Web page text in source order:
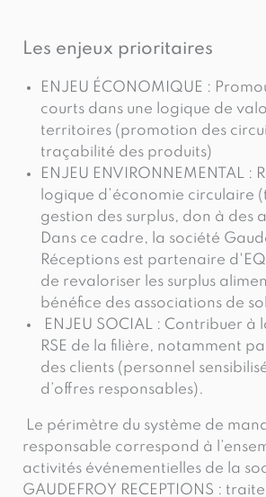
Les enjeux prioritaires
ENJEU ÉCONOMIQUE :
courts dans une logique de
territoires (promotion des
traçabilité des produits)
ENJEU ENVIRONNEMENTAL :
logique d’économie circulaire
gestion des surplus, don à des
Dans ce cadre, la société
Réceptions est partenaire
de revaloriser les surplus
bénéfice des associations de
ENJEU SOCIAL : Contribuer à
RSE de la filière, notamment
des clients (personnel
d’offres responsables).
Le périmètre du système de
responsable correspond à
activités événementielles de la
GAUDEFROY RECEPTIONS :